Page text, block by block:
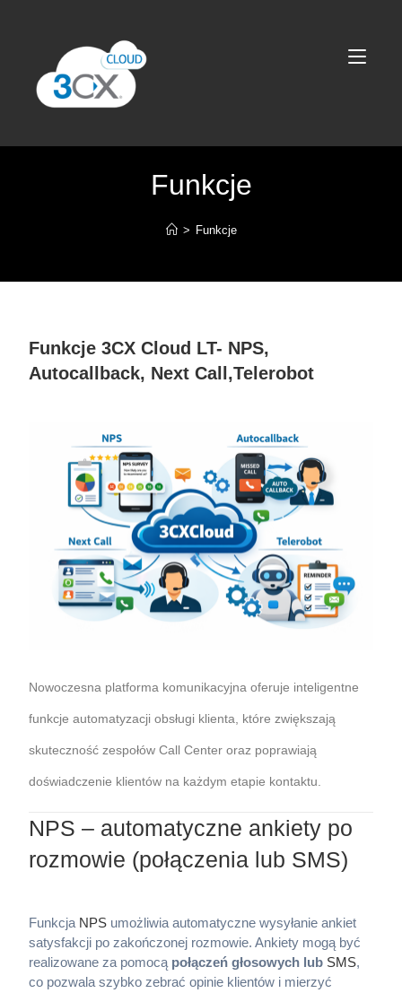
Funkcje
> Funkcje
Funkcje 3CX Cloud LT- NPS,
Autocallback, Next Call,Telerobot
Nowoczesna platforma komunikacyjna oferuje inteligentne
funkcje automatyzacji obsługi klienta, które zwiększają
skuteczność zespołów Call Center oraz poprawiają
doświadczenie klientów na każdym etapie kontaktu.
NPS – automatyczne ankiety po
rozmowie (połączenia lub SMS)
Funkcja NPS umożliwia automatyczne wysyłanie ankiet
satysfakcji po zakończonej rozmowie. Ankiety mogą być
realizowane za pomocą połączeń głosowych lub SMS,
co pozwala szybko zebrać opinie klientów i mierzyć